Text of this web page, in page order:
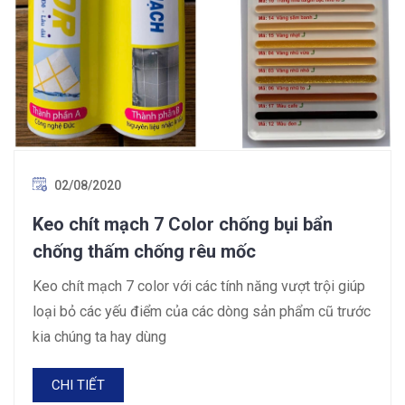
02/08/2020
Keo chít mạch 7 Color chống bụi bẩn
chống thấm chống rêu mốc
Keo chít mạch 7 color với các tính năng vượt trội giúp
loại bỏ các yếu điểm của các dòng sản phẩm cũ trước
kia chúng ta hay dùng
CHI TIẾT